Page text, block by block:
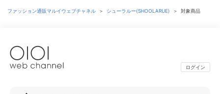
ファッション通販マルイウェブチャネル ＞ シューラルー(SHOOLARUE) ＞ 対象商品
ログイン